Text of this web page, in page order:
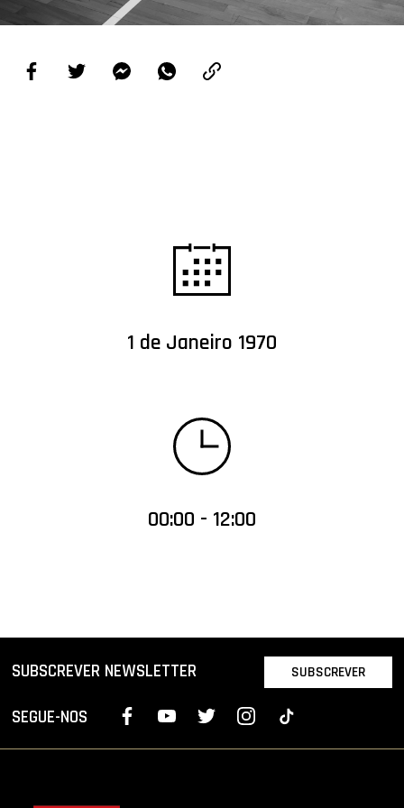
PROJETOS
LIGA BETCLIC MASCULINA
1 de Janeiro 1970
00:00 - 12:00
SUBSCREVER NEWSLETTER SUBSCREVER
SEGUE-NOS